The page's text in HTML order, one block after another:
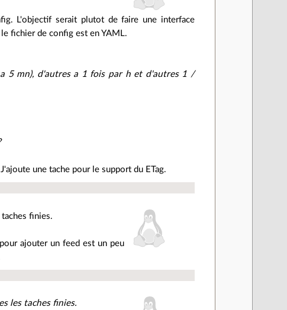
L'objectif serait plutot de faire une interface
fichier de config est en YAML.
5 mn), d'autres a 1 fois par h et d'autres 1 /
une tache pour le support du ETag.
finies.
ajouter un feed est un peu
les taches finies.